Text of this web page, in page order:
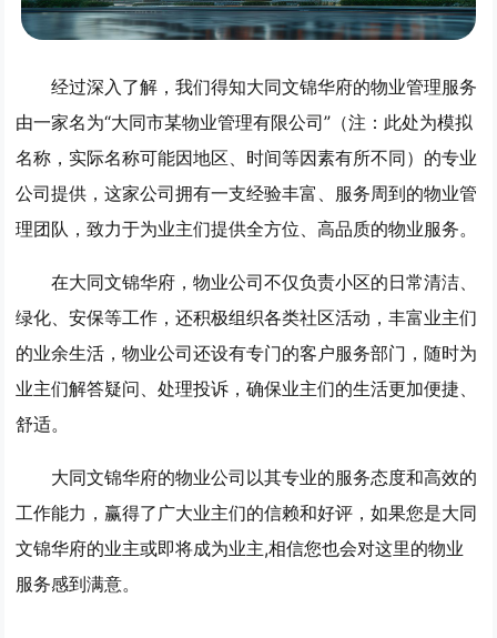
经过深入了解，我们得知大同文锦华府的物业管理服务
由一家名为“大同市某物业管理有限公司”（注：此处为模拟
名称，实际名称可能因地区、时间等因素有所不同）的专业
公司提供，这家公司拥有一支经验丰富、服务周到的物业管
理团队，致力于为业主们提供全方位、高品质的物业服务。
在大同文锦华府，物业公司不仅负责小区的日常清洁、
绿化、安保等工作，还积极组织各类社区活动，丰富业主们
的业余生活，物业公司还设有专门的客户服务部门，随时为
业主们解答疑问、处理投诉，确保业主们的生活更加便捷、
舒适。
大同文锦华府的物业公司以其专业的服务态度和高效的
工作能力，赢得了广大业主们的信赖和好评，如果您是大同
文锦华府的业主或即将成为业主,相信您也会对这里的物业
服务感到满意。